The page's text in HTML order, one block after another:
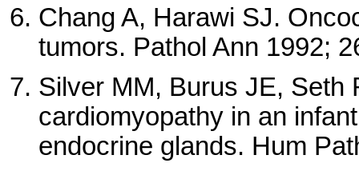
Chang A, Harawi SJ.
tumors. Pathol Ann 1992;
Silver MM, Burus JE, Seth
cardiomyopathy in an
endocrine glands. Hum